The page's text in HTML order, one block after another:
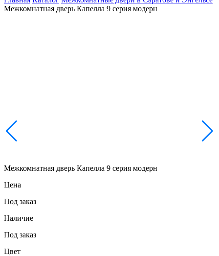
Межкомнатная дверь Капелла 9 серия модерн
Межкомнатная дверь Капелла 9 серия модерн
Цена
Под заказ
Наличие
Под заказ
Цвет